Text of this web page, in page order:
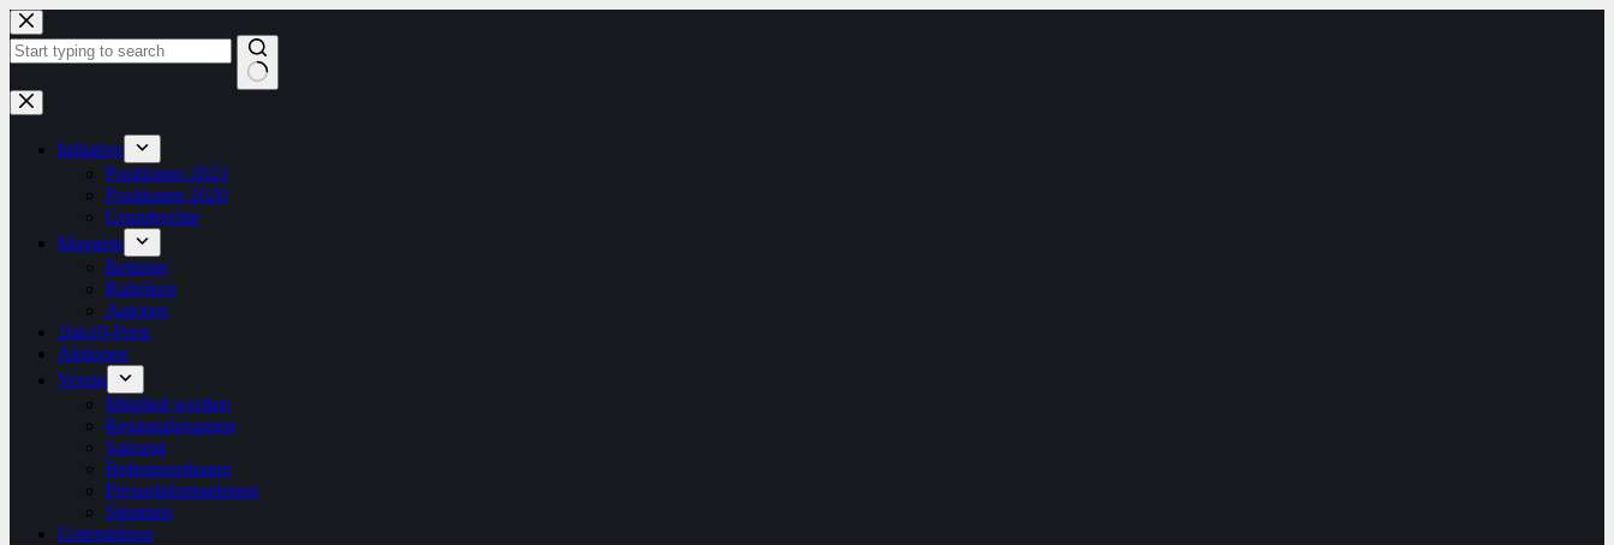
Zum
Inhalt
springen
Keine
Ergebnisse
Initiative
Positionen 2023
Positionen 2020
Grundrechte
Magazin
Beiträge
Rubriken
Autoren
1bis19-Preis
Aktionen
Verein
Mitglied werden
Regionalgruppen
Satzung
Beitragsordnung
Presseinformationen
Stimmen
Unterstützen